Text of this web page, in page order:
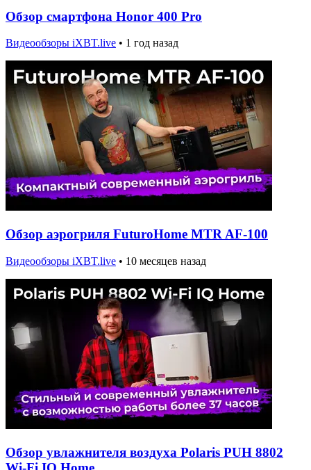
Обзор смартфона Honor 400 Pro
Видеообзоры iXBT.live • 1 год назад
Обзор аэрогриля FuturoHome MTR AF-100
Видеообзоры iXBT.live • 10 месяцев назад
Обзор увлажнителя воздуха Polaris PUH 8802